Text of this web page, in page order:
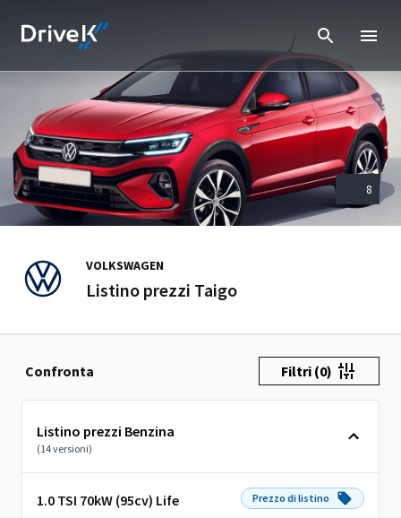
8
VOLKSWAGEN
Listino prezzi Taigo
Confronta Filtri (0)
Listino prezzi Benzina
(14 versioni)
1.0 TSI 70kW (95cv) Life Prezzo di listino